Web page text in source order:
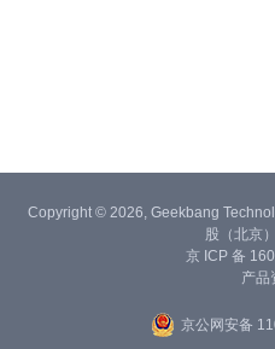
Copyright © 2026, Geekbang
股（北京
京 ICP 备
产品
京公网安备